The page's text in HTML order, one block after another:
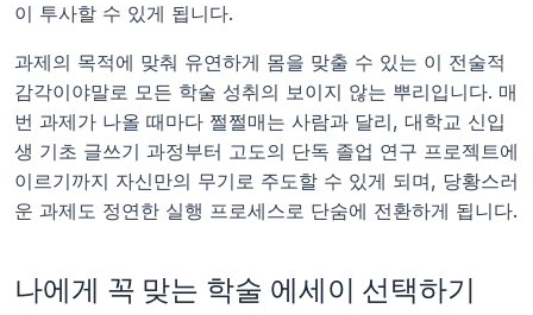
이 투사할 수 있게 됩니다.
과제의 목적에 맞춰 유연하게 몸을 맞출 수 있는 이 전술적
감각이야말로 모든 학술 성취의 보이지 않는 뿌리입니다. 매
번 과제가 나올 때마다 쩔쩔매는 사람과 달리, 대학교 신입
생 기초 글쓰기 과정부터 고도의 단독 졸업 연구 프로젝트에
이르기까지 자신만의 무기로 주도할 수 있게 되며, 당황스러
운 과제도 정연한 실행 프로세스로 단숨에 전환하게 됩니다.
나에게 꼭 맞는 학술 에세이 선택하기